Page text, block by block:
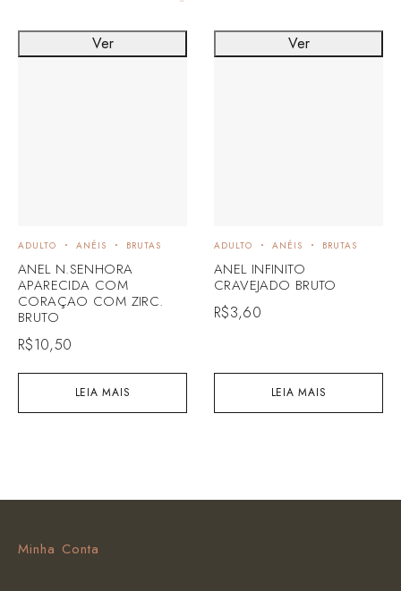
LEIA MAIS
ADULTO ANÉIS BRUTAS
ANEL N.SENHORA
APARECIDA COM
CORAÇAO COM ZIRC.
BRUTO
R$10,50
Ver
LEIA MAIS
ADULTO ANÉIS BRUTAS
ANEL INFINITO
CRAVEJADO BRUTO
R$3,60
Ver
Minha Conta